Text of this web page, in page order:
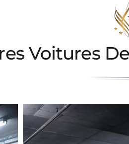
Voitures